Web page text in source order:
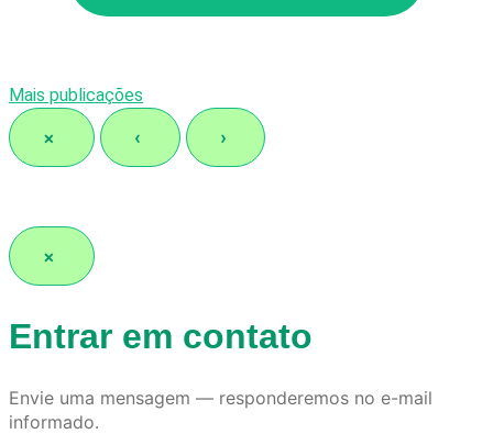
Mais publicações
× ‹ ›
×
Entrar em contato
Envie uma mensagem — responderemos no e-mail
informado.